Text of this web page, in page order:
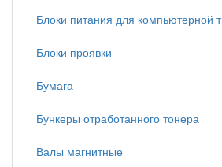
Блоки питания для компьютерной т
Блоки проявки
Бумага
Бункеры отработанного тонера
Валы магнитные